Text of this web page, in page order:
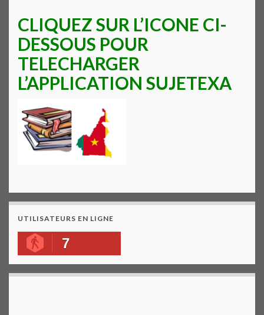
CLIQUEZ SUR L’ICONE CI-
DESSOUS POUR
TELECHARGER
L’APPLICATION SUJETEXA
UTILISATEURS EN LIGNE
7